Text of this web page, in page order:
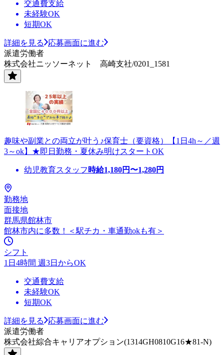
交通費支給
未経験OK
短期OK
詳細を見る
応募画面に進む
派遣労働者
株式会社ニッソーネット 高崎支社/0201_1581
趣味や副業との両立が叶う♪保育士（要資格）【1日4h～／週
3～ok】★即日勤務・夏休み明けスタートOK
幼児教育スタッフ 時給1,180円〜1,280円
勤務地
面接地
群馬県館林市
館林市内に多数！＜駅チカ・車通勤okも有＞
シフト
1日4時間 週3日からOK
交通費支給
未経験OK
短期OK
詳細を見る
応募画面に進む
派遣労働者
株式会社綜合キャリアオプション(1314GH0810G16★81-N)